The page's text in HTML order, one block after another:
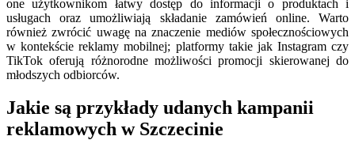
one użytkownikom łatwy dostęp do informacji o produktach i
usługach oraz umożliwiają składanie zamówień online. Warto
również zwrócić uwagę na znaczenie mediów społecznościowych
w kontekście reklamy mobilnej; platformy takie jak Instagram czy
TikTok oferują różnorodne możliwości promocji skierowanej do
młodszych odbiorców.
Jakie są przykłady udanych kampanii
reklamowych w Szczecinie